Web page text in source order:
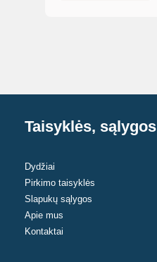
Taisyklės, sąlygos
Dydžiai
Pirkimo taisyklės
Slapukų sąlygos
Apie mus
Kontaktai